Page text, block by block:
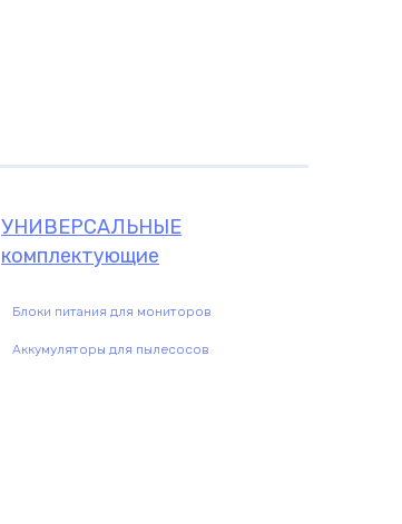
УНИВЕРСАЛЬНЫЕ
комплектующие
Блоки питания для мониторов
Аккумуляторы для пылесосов